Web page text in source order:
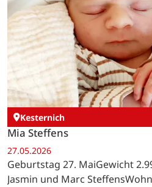
Kesternich
Mia Steffens
27.05.2026
Geburtstag 27. MaiGewicht
Jasmin und Marc